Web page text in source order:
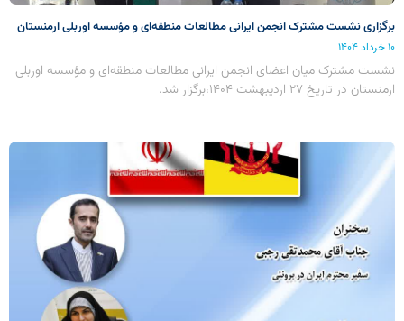
برگزاری نشست مشترک انجمن ایرانی مطالعات منطقه‌ای و مؤسسه اوربلی ارمنستان
۱۰ خرداد ۱۴۰۴
نشست مشترک میان اعضای انجمن ایرانی مطالعات منطقه‌ای و مؤسسه اوربلی
ارمنستان در تاریخ ۲۷ اردیبهشت ۱۴۰۴،برگزار شد.